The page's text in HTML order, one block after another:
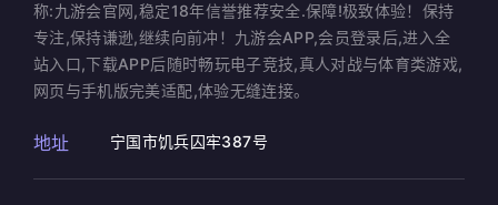
称:九游会官网,稳定18年信誉推荐安全.保障!极致体验！保持
专注,保持谦逊,继续向前冲！九游会APP,会员登录后,进入全
站入口,下载APP后随时畅玩电子竞技,真人对战与体育类游戏,
网页与手机版完美适配,体验无缝连接。
地址 宁国市饥兵囚牢387号